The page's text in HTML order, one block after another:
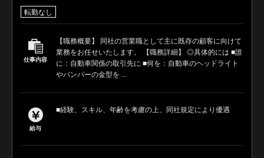
転勤なし
仕事内容
【職務概要】 同社の営業職として主に既存の顧客に向けて
業務をお任せいたします。 【職務詳細】 ◎具体的には ■誰
に：自動車関係の取引先に ■何を：自動車のヘッドライト
やバンパーの金型を ...
給与
■経験、スキル、年齢を考慮の上、同社規定により優遇